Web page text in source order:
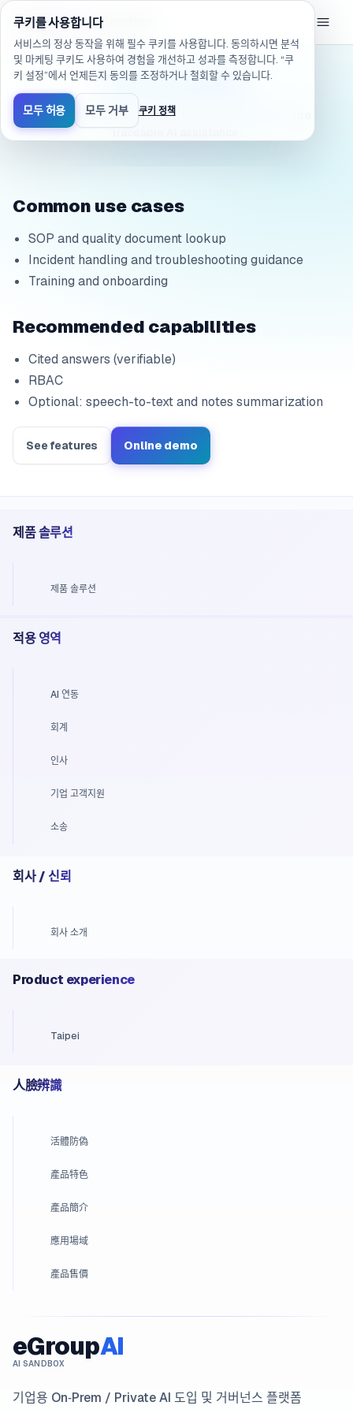
/ko/solutions/industry/manufacturing(으)로 이동했습니다
eGroupAI/AI Sandbox
Manufacturing
Turn SOP, quality, and maintenance knowledge into
traceable AI assistance.
Common use cases
SOP and quality document lookup
Incident handling and troubleshooting guidance
Training and onboarding
Recommended capabilities
Cited answers (verifiable)
RBAC
Optional: speech-to-text and notes summarization
See features Online demo
제품 솔루션
제품 솔루션
적용 영역
AI 연동
회계
인사
기업 고객지원
소송
회사 / 신뢰
회사 소개
Product experience
Taipei
人臉辨識
活體防偽
產品特色
產品簡介
應用場域
產品售價
eGroupAI
AI SANDBOX
기업용 On‑Prem / Private AI 도입 및 거버넌스 플랫폼
쿠키를 사용합니다
서비스의 정상 동작을 위해 필수 쿠키를 사용합니다. 동의하시면 분석
및 마케팅 쿠키도 사용하여 경험을 개선하고 성과를 측정합니다. “쿠
키 설정”에서 언제든지 동의를 조정하거나 철회할 수 있습니다.
모두 허용 모두 거부 쿠키 정책